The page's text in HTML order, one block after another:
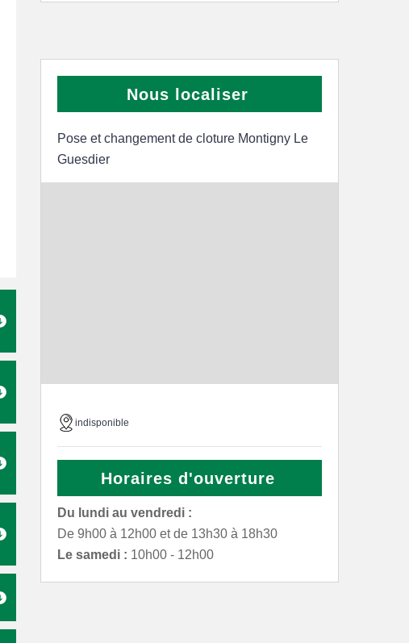
Nous localiser
Pose et changement de cloture Montigny Le
Guesdier
indisponible
Horaires d'ouverture
Du lundi au vendredi :
De 9h00 à 12h00 et de 13h30 à 18h30
Le samedi : 10h00 - 12h00